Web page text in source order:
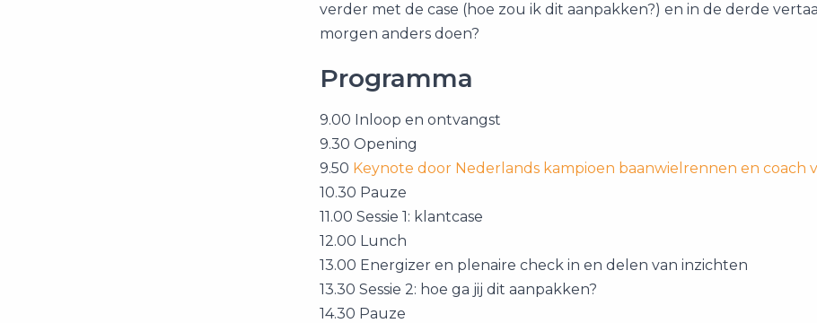
verder met de case (hoe zou ik dit aanpakken?) en in de derde
morgen anders doen?
Programma
9.00 Inloop en ontvangst​
9.30 Opening​
9.50 Keynote​ door Nederlands kampioen baanwielrennen en coach
10.30 Pauze​
11.00 Sessie 1​: klantcase
12.00 Lunch​
13.00 Energizer en plenaire check in en delen van inzichten
13.30 Sessie 2​: hoe ga jij dit aanpakken?
14.30 Pauze​